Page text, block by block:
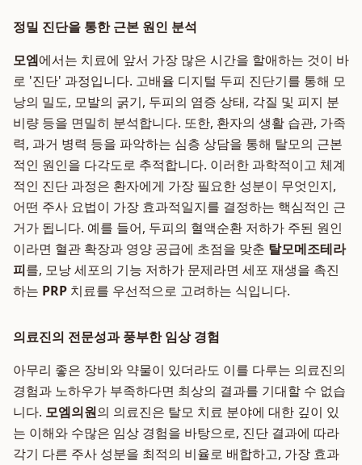
정밀 진단을 통한 근본 원인 분석
모엠에서는 치료에 앞서 가장 많은 시간을 할애하는 것이 바
로 '진단' 과정입니다. 고배율 디지털 두피 진단기를 통해 모
낭의 밀도, 모발의 굵기, 두피의 염증 상태, 각질 및 피지 분
비량 등을 면밀히 분석합니다. 또한, 환자의 생활 습관, 가족
력, 과거 병력 등을 파악하는 심층 상담을 통해 탈모의 근본
적인 원인을 다각도로 추적합니다. 이러한 과학적이고 체계
적인 진단 과정은 환자에게 가장 필요한 성분이 무엇인지,
어떤 주사 요법이 가장 효과적일지를 결정하는 핵심적인 근
거가 됩니다. 예를 들어, 두피의 혈액순환 저하가 주된 원인
이라면 혈관 확장과 영양 공급에 초점을 맞춘 탈모메조테라
피를, 모낭 세포의 기능 저하가 문제라면 세포 재생을 촉진
하는 PRP 치료를 우선적으로 고려하는 식입니다.
의료진의 전문성과 풍부한 임상 경험
아무리 좋은 장비와 약물이 있더라도 이를 다루는 의료진의
경험과 노하우가 부족하다면 최상의 결과를 기대할 수 없습
니다. 모엠의원의 의료진은 탈모 치료 분야에 대한 깊이 있
는 이해와 수많은 임상 경험을 바탕으로, 진단 결과에 따라
각기 다른 주사 성분을 최적의 비율로 배합하고, 가장 효과